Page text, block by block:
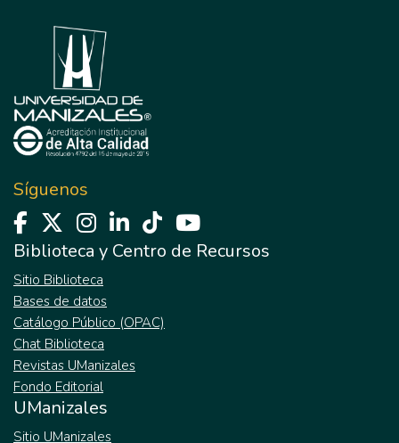
Síguenos
Biblioteca y Centro de Recursos
Sitio Biblioteca
Bases de datos
Catálogo Público (OPAC)
Chat Biblioteca
Revistas UManizales
Fondo Editorial
UManizales
Sitio UManizales